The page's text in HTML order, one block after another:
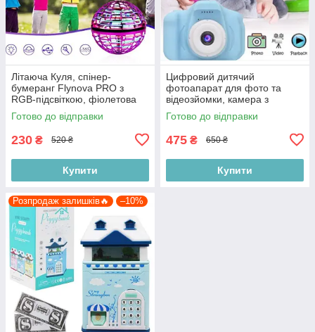
Літаюча Куля, спінер-
бумеранг Flynova PRO з
RGB-підсвіткою, фіолетова
Готово до відправки
230 ₴ 520 ₴
Купити
Цифровий дитячий
фотоапарат для фото та
відеозйомки, камера з
дисплеєм Smart Kids X200,
синій
Готово до відправки
475 ₴ 650 ₴
Купити
Розпродаж залишків🔥 –10%